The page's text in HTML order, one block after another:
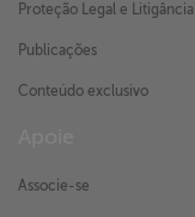
Proteção Legal e Litigância
Publicações
Conteúdo exclusivo
Associe-se